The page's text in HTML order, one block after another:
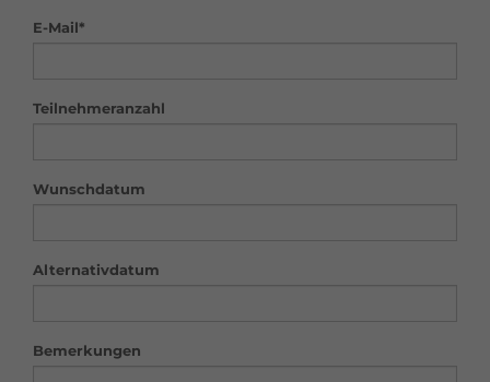
E-Mail*
Teilnehmeranzahl
Wunschdatum
Alternativdatum
Bemerkungen